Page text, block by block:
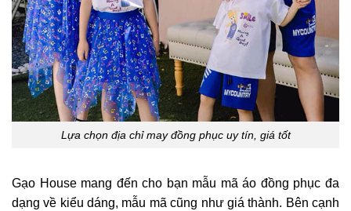
Lựa chọn địa chỉ may đồng phục uy tín, giá tốt
Gạo House mang đến cho bạn mẫu mã áo đồng phục đa
dạng về kiểu dáng, mẫu mã cũng như giá thành. Bên cạnh